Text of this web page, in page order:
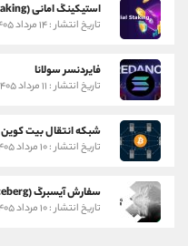
استیکینگ امانی (Custodial Staking)
تاریخ انتشار : ۱۴ مرداد ۱۴۰۵
فایردنسر سولانا
تاریخ انتشار : ۱۱ مرداد ۱۴۰۵
شبکه انتقال بیت کوین
تاریخ انتشار : ۱۰ مرداد ۱۴۰۵
سفارش آیسبرگ (Iceberg)
تاریخ انتشار : ۱۰ مرداد ۱۴۰۵